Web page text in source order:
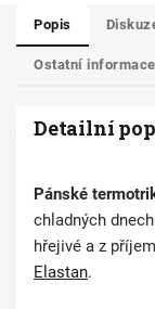
Popis
Ostatní informace
Detailní
Pánské
chladných
hřejivé a z
Elastan.